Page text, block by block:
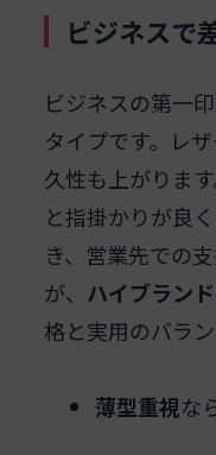
ビジネスで
ビジネスの第一
タイプです。レ
久性も上がりま
と指掛かりが良
き、営業先での
が、 ハイブラン
格と実用のバラ
薄型重視な